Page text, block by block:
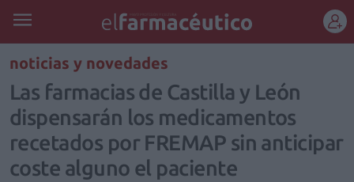
REGÍSTRATE
noticias y novedades
Las farmacias de Castilla y León
dispensarán los medicamentos
recetados por FREMAP sin anticipar
coste alguno el paciente